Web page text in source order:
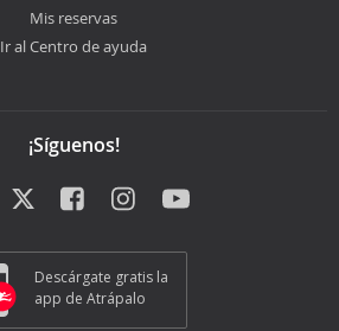
Mis reservas
Ir al Centro de ayuda
¡Síguenos!
Descárgate gratis la
app de Atrápalo